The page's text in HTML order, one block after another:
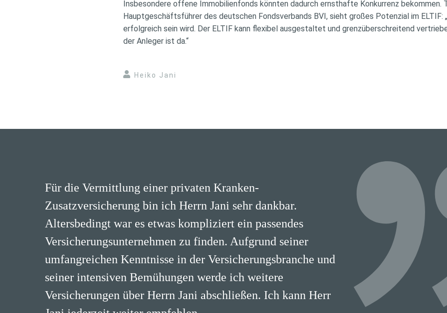
Insbesondere offene Immobilienfonds könnten dadurch ernsthafte Konkurrenz bekommen.
Hauptgeschäftsführer des deutschen Fondsverbands BVI, sieht großes Potenzial im ELTIF:
erfolgreich sein wird. Der ELTIF kann flexibel ausgestaltet und grenzüberschreitend
der Anleger ist da.“
Heiko Jani
Für die Vermittlung einer privaten Kranken-
Zusatzversicherung bin ich Herrn Jani sehr dankbar.
Altersbedingt war es etwas kompliziert ein passendes
Versicherungsunternehmen zu finden. Aufgrund seiner
umfangreichen Kenntnisse in der Versicherungsbranche und
seiner intensiven Bemühungen werde ich weitere
Versicherungen über Herrn Jani abschließen. Ich kann Herr